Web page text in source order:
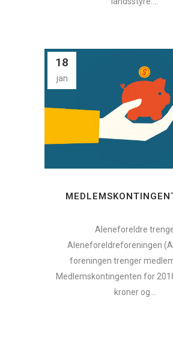
18
jan
Aleneforeldre
Aleneforeldreforeningen
foreningen trenger
Medlemskontingenten for
kroner og...